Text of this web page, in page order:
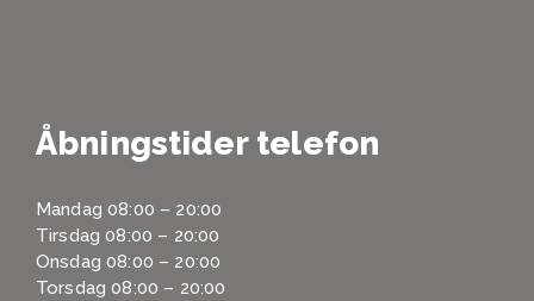
Åbningstider telefon
Mandag 08:00 – 20:00
Tirsdag 08:00 – 20:00
Onsdag 08:00 – 20:00
Torsdag 08:00 – 20:00